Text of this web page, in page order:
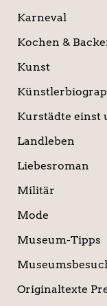
Karneval
Kochen &
Kunst
Kurstädte einst
Landleben
Liebesroman
Militär
Mode
Museum-Tipps
Originaltexte